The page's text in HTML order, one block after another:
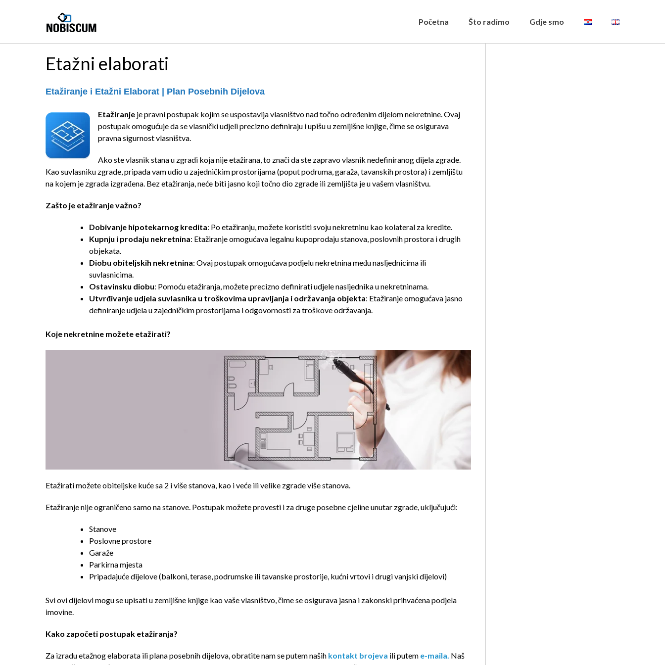
Početna Što radimo Gdje smo
Etažni elaborati
Etažiranje i Etažni Elaborat | Plan Posebnih Dijelova
Etažiranje je pravni postupak kojim se uspostavlja vlasništvo nad točno određenim dijelom nekretnine. Ovaj
postupak omogućuje da se vlasnički udjeli precizno definiraju i upišu u zemljišne knjige, čime se osigurava
pravna sigurnost vlasništva.
Ako ste vlasnik stana u zgradi koja nije etažirana, to znači da ste zapravo vlasnik nedefiniranog dijela zgrade.
Kao suvlasniku zgrade, pripada vam udio u zajedničkim prostorijama (poput podruma, garaža, tavanskih prostora) i zemljištu
na kojem je zgrada izgrađena. Bez etažiranja, neće biti jasno koji točno dio zgrade ili zemljišta je u vašem vlasništvu.
Zašto je etažiranje važno?
Dobivanje hipotekarnog kredita: Po etažiranju, možete koristiti svoju nekretninu kao kolateral za kredite.
Kupnju i prodaju nekretnina: Etažiranje omogućava legalnu kupoprodaju stanova, poslovnih prostora i drugih
objekata.
Diobu obiteljskih nekretnina: Ovaj postupak omogućava podjelu nekretnina među nasljednicima ili
suvlasnicima.
Ostavinsku diobu: Pomoću etažiranja, možete precizno definirati udjele nasljednika u nekretninama.
Utvrđivanje udjela suvlasnika u troškovima upravljanja i održavanja objekta: Etažiranje omogućava jasno
definiranje udjela u zajedničkim prostorijama i odgovornosti za troškove održavanja.
Koje nekretnine možete etažirati?
Etažirati možete obiteljske kuće sa 2 i više stanova, kao i veće ili velike zgrade više stanova.
Etažiranje nije ograničeno samo na stanove. Postupak možete provesti i za druge posebne cjeline unutar zgrade, uključujući:
Stanove
Poslovne prostore
Garaže
Parkirna mjesta
Pripadajuće dijelove (balkoni, terase, podrumske ili tavanske prostorije, kućni vrtovi i drugi vanjski dijelovi)
Svi ovi dijelovi mogu se upisati u zemljišne knjige kao vaše vlasništvo, čime se osigurava jasna i zakonski prihvaćena podjela
imovine.
Kako započeti postupak etažiranja?
Za izradu etažnog elaborata ili plana posebnih dijelova, obratite nam se putem naših kontakt brojeva ili putem e-maila. Naš